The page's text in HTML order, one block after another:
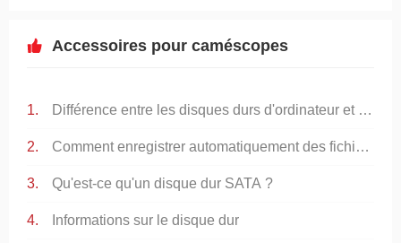
Accessoires pour caméscopes
Différence entre les disques durs d'ordinateur et les disques durs de surveillance
Comment enregistrer automatiquement des fichiers sur des disques durs externes portables
Qu'est-ce qu'un disque dur SATA ?
Informations sur le disque dur